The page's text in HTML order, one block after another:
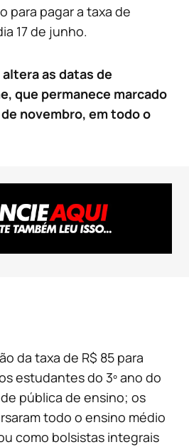
para pagar a taxa de
17 de junho.
as datas de
que permanece marcado
de novembro, em todo o
da taxa de R$ 85 para
estudantes do 3º ano do
pública de ensino; os
todo o ensino médio
como bolsistas integrais